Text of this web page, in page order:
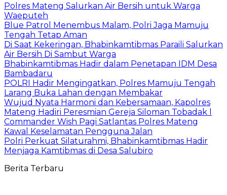
Polres Mateng Salurkan Air Bersih untuk Warga
Waeputeh
Blue Patrol Menembus Malam, Polri Jaga Mamuju
Tengah Tetap Aman
Di Saat Kekeringan, Bhabinkamtibmas Paraili Salurkan
Air Bersih Di Sambut Warga
Bhabinkamtibmas Hadir dalam Penetapan IDM Desa
Bambadaru
POLRI Hadir Mengingatkan, Polres Mamuju Tengah
Larang Buka Lahan dengan Membakar
Wujud Nyata Harmoni dan Kebersamaan, Kapolres
Mateng Hadiri Peresmian Gereja Siloman Tobadak l
Commander Wish Pagi Satlantas Polres Mateng
Kawal Keselamatan Pengguna Jalan
Polri Perkuat Silaturahmi, Bhabinkamtibmas Hadir
Menjaga Kamtibmas di Desa Salubiro
Berita Terbaru